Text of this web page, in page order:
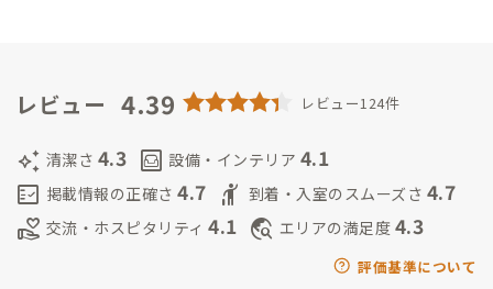
でデザイン及びマーチャンダイジング業務に従事、結婚し3人の
く 教育関係勤務。野球チームのコーチはぎわら まさひこ・り
さ都内で飲食店経営。
レビュー 4.39 レビュー124件
auto_awesome 清潔さ 4.3 living 設備・インテリア 4.1
fact_check 掲載情報の正確さ 4.7 hail 到着・入室のスムーズさ 4.7
volunteer_activism 交流・ホスピタリティ 4.1 travel_explore エリアの満足度 4.3
評価基準について